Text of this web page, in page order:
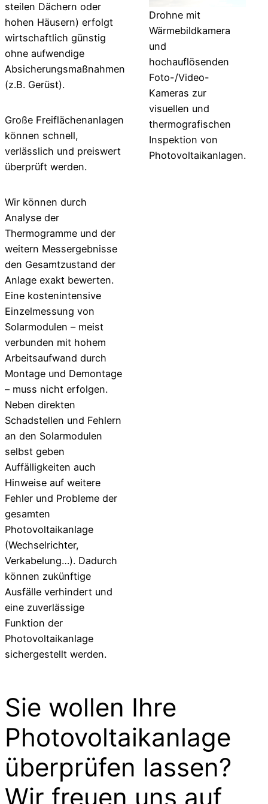
steilen Dächern oder
hohen Häusern) erfolgt
wirtschaftlich günstig
ohne aufwendige
Absicherungsmaßnahmen
(z.B. Gerüst).
Große Freiflächenanlagen
können schnell,
verlässlich und preiswert
überprüft werden.
Wir können durch
Analyse der
Thermogramme und der
weitern Messergebnisse
den Gesamtzustand der
Anlage exakt bewerten.
Eine kostenintensive
Einzelmessung von
Solarmodulen – meist
verbunden mit hohem
Arbeitsaufwand durch
Montage und Demontage
– muss nicht erfolgen.
Neben direkten
Schadstellen und Fehlern
an den Solarmodulen
selbst geben
Auffälligkeiten auch
Hinweise auf weitere
Fehler und Probleme der
gesamten
Photovoltaikanlage
(Wechselrichter,
Verkabelung…). Dadurch
können zukünftige
Ausfälle verhindert und
eine zuverlässige
Funktion der
Photovoltaikanlage
sichergestellt werden.
Drohne mit
Wärmebildkamera
und
hochauflösenden
Foto-/Video-
Kameras zur
visuellen und
thermografischen
Inspektion von
Photovoltaikanlagen.
Sie wollen Ihre
Photovoltaikanlage
überprüfen lassen?
Wir freuen uns auf